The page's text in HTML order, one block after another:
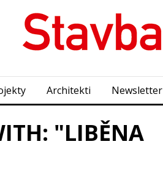
Architekti Newsletter
"LIBĚNA